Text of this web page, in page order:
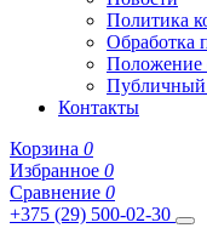
Политика
Обработка
Положение
Публичный
Контакты
Корзина 0
Избранное 0
Сравнение 0
+375 (29) 500-02-30